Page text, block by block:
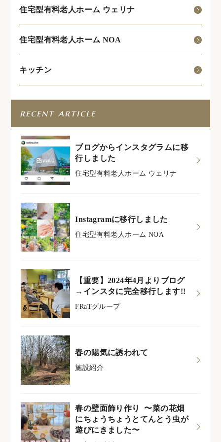
住宅型有料老人ホーム ウェリナ
住宅型有料老人ホーム NOA
キッチン
recent article
ブログからインスタグラムに移
行しました
住宅型有料老人ホーム ウェリナ
Instagramに移行しました
住宅型有料老人ホーム NOA
【重要】2024年4月よりブログ
→インスタに完全移行します!!
FRaTグループ
春の陽気に誘われて
施設紹介
春の壁面飾り作り 〜菜の花畑
にちょうちょうとてんとう虫が
遊びにきました〜